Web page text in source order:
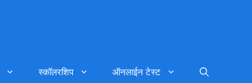
स्कॉलरशिप ऑनलाईन टेस्ट